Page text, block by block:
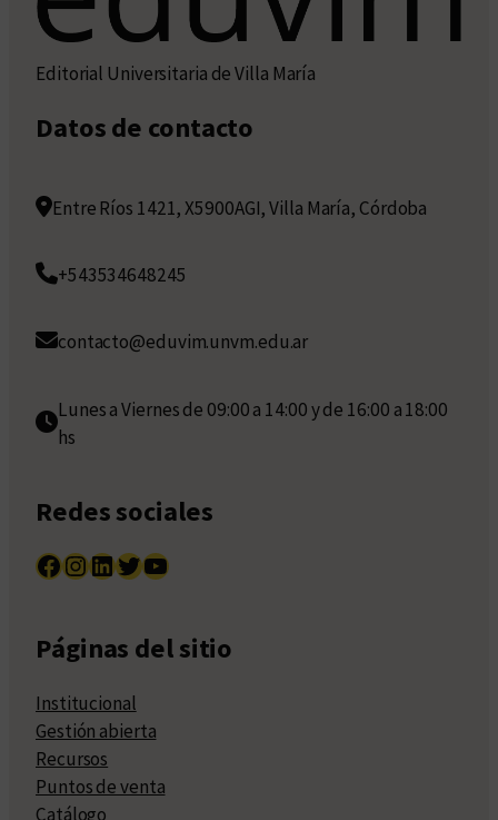
Editorial Universitaria de Villa María
Datos de contacto
Entre Ríos 1421, X5900AGI, Villa María, Córdoba
+543534648245
contacto@eduvim.unvm.edu.ar
Lunes a Viernes de 09:00 a 14:00 y de 16:00 a 18:00
hs
Redes sociales
Facebook InstagramLinkedIn Twitter YouTube
Páginas del sitio
Institucional
Gestión abierta
Recursos
Puntos de venta
Catálogo